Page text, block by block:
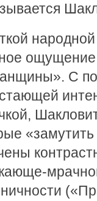
ощущение
С